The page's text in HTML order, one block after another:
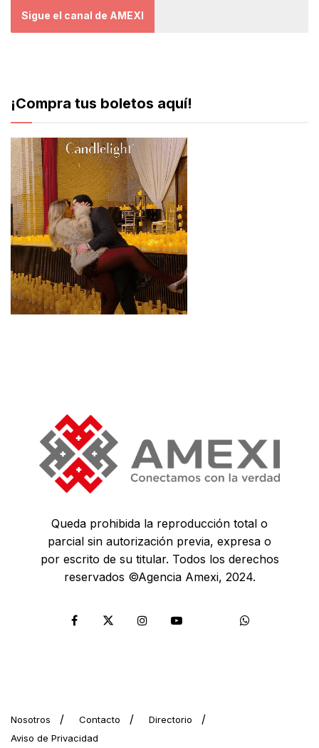
Sigue el canal de AMEXI
¡Compra tus boletos aquí!
Queda prohibida la reproducción total o
parcial sin autorización previa, expresa o
por escrito de su titular. Todos los derechos
reservados ©Agencia Amexi, 2024.
Nosotros Contacto
Directorio
Aviso de Privacidad